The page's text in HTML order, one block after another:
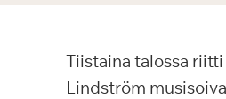
Tiistaina talossa
Lindström